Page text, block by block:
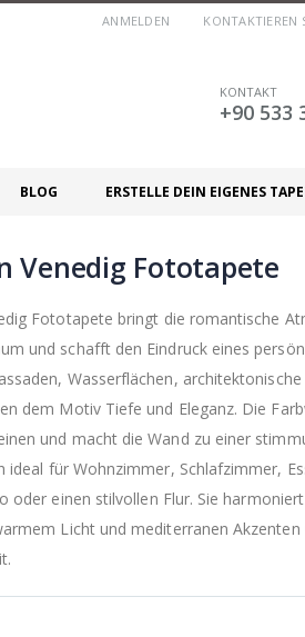
ANMELDEN KONTAKTIEREN
KONTAKT
+90 533
ERSTELLE DEIN EIGENES
BLOG
Venedig Fototapete
Fototapete bringt die romantische
und schafft den Eindruck eines
Wasserflächen,
dem Motiv Tiefe und Eleganz. Die
und macht die Wand zu einer
ideal für Wohnzimmer, Schlafzimmer,
oder einen stilvollen Flur. Sie
Licht und mediterranen